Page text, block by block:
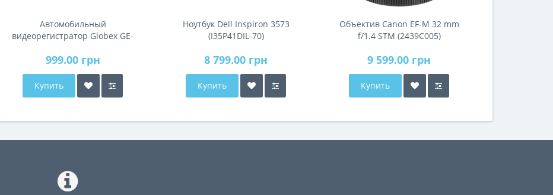
Автомобильный
видеорегистратор Globex GE-
999.00 грн
Купить
Ноутбук Dell Inspiron 3573
(I35P41DIL-70)
8 799.00 грн
Купить
Объектив Canon EF-M 32 mm
f/1.4 STM (2439C005)
9 599.00 грн
Купить